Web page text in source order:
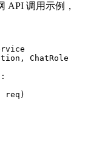
API 调用示例，
,
ChatRole
:
req )